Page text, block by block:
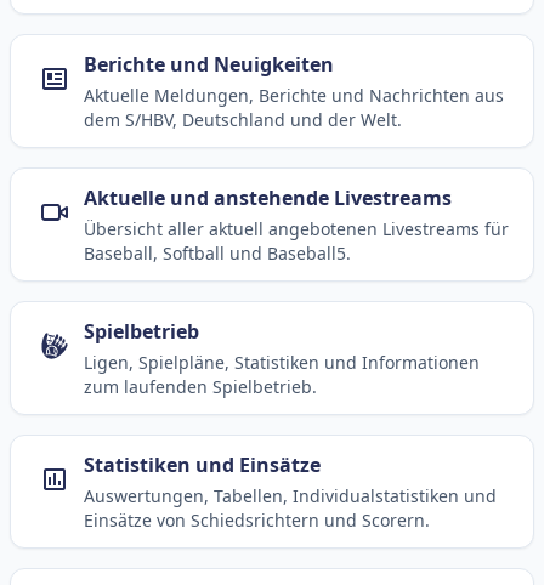
Berichte und Neuigkeiten
Aktuelle Meldungen, Berichte und Nachrichten aus
dem S/HBV, Deutschland und der Welt.
Aktuelle und anstehende Livestreams
Übersicht aller aktuell angebotenen Livestreams für
Baseball, Softball und Baseball5.
Spielbetrieb
Ligen, Spielpläne, Statistiken und Informationen
zum laufenden Spielbetrieb.
Statistiken und Einsätze
Auswertungen, Tabellen, Individualstatistiken und
Einsätze von Schiedsrichtern und Scorern.